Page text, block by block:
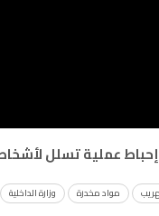
إحباط عملية تسلل
مواد مخدرة وزارة الداخلية